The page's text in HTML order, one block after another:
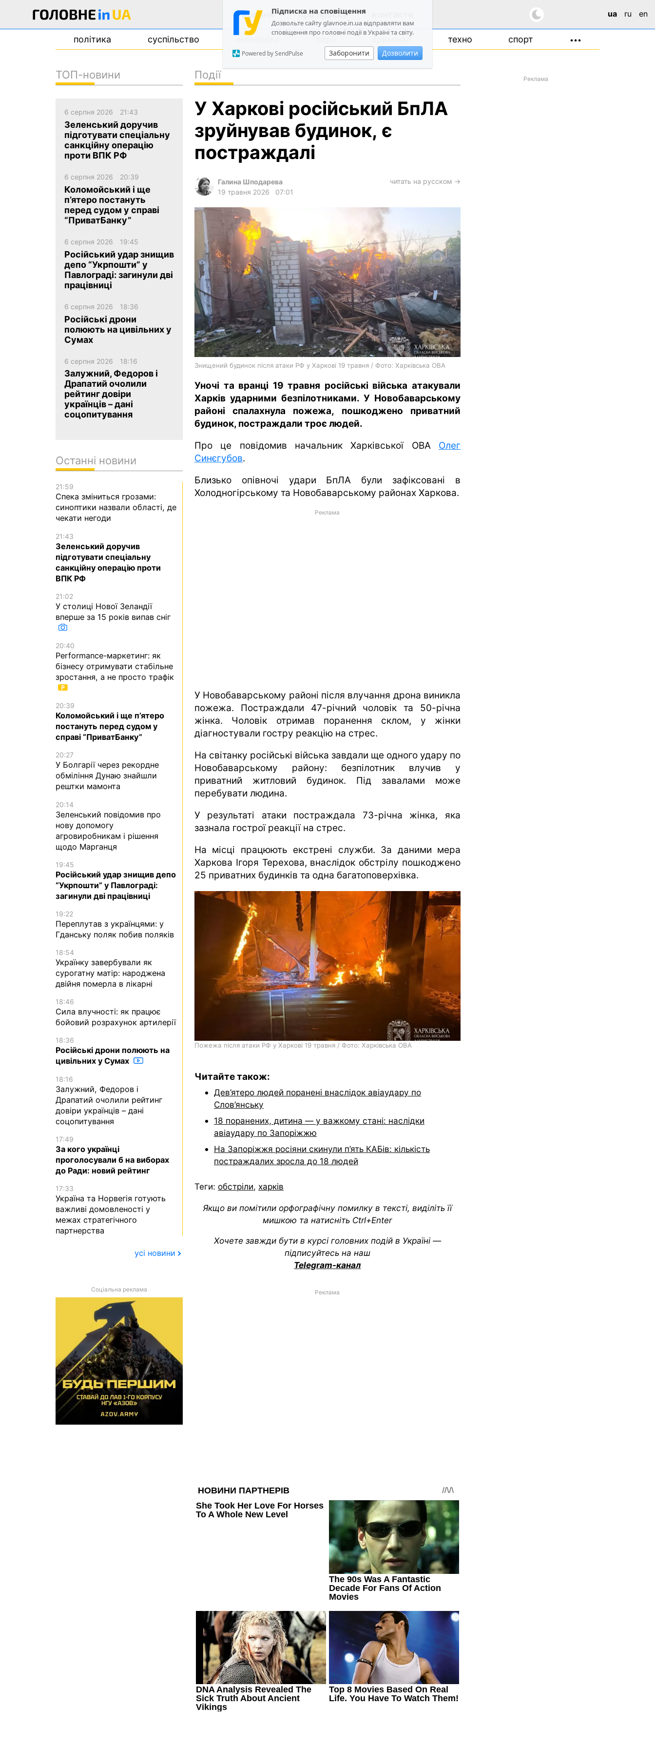
Підписка на сповіщення
Дозвольте сайту glavnoe.in.ua відправляти вам
сповіщення про головні події в Україні та світу.
Заборонити Дозволити
Powered by SendPulse
новини про проєкт ua ru en
політика суспільство кримінал техно спорт •••
політика
суспільство
події
лонгріди
архів
gambling
en
Події
У Харкові російський БпЛА
зруйнував будинок, є
постраждалі
Галина Шподарева
19 травня 2026
07:01
читать на русском →
Знищений будинок після атаки РФ у Харкові 19 травня / Фото: Харківська ОВА
Уночі та вранці 19 травня російські війська атакували
Харків ударними безпілотниками. У Новобаварському
районі спалахнула пожежа, пошкоджено приватний
будинок, постраждали троє людей.
Про це повідомив начальник Харківської ОВА Олег
Синєгубов.
Близько опівночі удари БпЛА були зафіксовані в
Холодногірському та Новобаварському районах Харкова.
Реклама
У Новобаварському районі після влучання дрона виникла
пожежа. Постраждали 47-річний чоловік та 50-річна
жінка. Чоловік отримав поранення склом, у жінки
діагностували гостру реакцію на стрес.
На світанку російські війська завдали ще одного удару по
Новобаварському району: безпілотник влучив у
приватний житловий будинок. Під завалами може
перебувати людина.
У результаті атаки постраждала 73-річна жінка, яка
зазнала гострої реакції на стрес.
На місці працюють екстрені служби. За даними мера
Харкова Ігоря Терехова, внаслідок обстрілу пошкоджено
25 приватних будинків та одна багатоповерхівка.
Пожежа після атаки РФ у Харкові 19 травня / Фото: Харківська ОВА
Читайте також:
Дев’ятеро людей поранені внаслідок авіаудару по
Слов’янську
18 поранених, дитина — у важкому стані: наслідки
авіаудару по Запоріжжю
На Запоріжжя росіяни скинули п’ять КАБів: кількість
постраждалих зросла до 18 людей
Теги: обстріли, харків
Якщо ви помітили орфографічну помилку в тексті, виділіть її
мишкою та натисніть Ctrl+Enter
Хочете завжди бути в курсі головних подій в Україні —
підписуйтесь на наш
Telegram-канал
Реклама
Реклама
ТОП-новини
6 серпня 2026 21:43
Зеленський доручив
підготувати спеціальну
санкційну операцію
проти ВПК РФ
6 серпня 2026 20:39
Коломойський і ще
п’ятеро постануть
перед судом у справі
“ПриватБанку”
6 серпня 2026 19:45
Російський удар знищив
депо “Укрпошти” у
Павлограді: загинули дві
працівниці
6 серпня 2026 18:36
Російські дрони
полюють на цивільних у
Сумах
6 серпня 2026 18:16
Залужний, Федоров і
Драпатий очолили
рейтинг довіри
українців – дані
соцопитування
Останні новини
21:59
Спека зміниться грозами:
синоптики назвали області, де
чекати негоди
21:43
Зеленський доручив
підготувати спеціальну
санкційну операцію проти
ВПК РФ
21:02
У столиці Нової Зеландії
вперше за 15 років випав сніг
20:40
Performance-маркетинг: як
бізнесу отримувати стабільне
зростання, а не просто трафік
20:39
Коломойський і ще п’ятеро
постануть перед судом у
справі “ПриватБанку”
20:27
У Болгарії через рекордне
обміління Дунаю знайшли
рештки мамонта
20:14
Зеленський повідомив про
нову допомогу
агровиробникам і рішення
щодо Марганця
19:45
Російський удар знищив депо
“Укрпошти” у Павлограді:
загинули дві працівниці
19:22
Переплутав з українцями: у
Гданську поляк побив поляків
18:54
Українку завербували як
сурогатну матір: народжена
двійня померла в лікарні
18:46
Сила влучності: як працює
бойовий розрахунок артилерії
18:36
Російські дрони полюють на
цивільних у Сумах
18:16
Залужний, Федоров і
Драпатий очолили рейтинг
довіри українців – дані
соцопитування
17:49
За кого українці
проголосували б на виборах
до Ради: новий рейтинг
17:33
Україна та Норвегія готують
важливі домовленості у
межах стратегічного
партнерства
усі новини
Соціальна реклама